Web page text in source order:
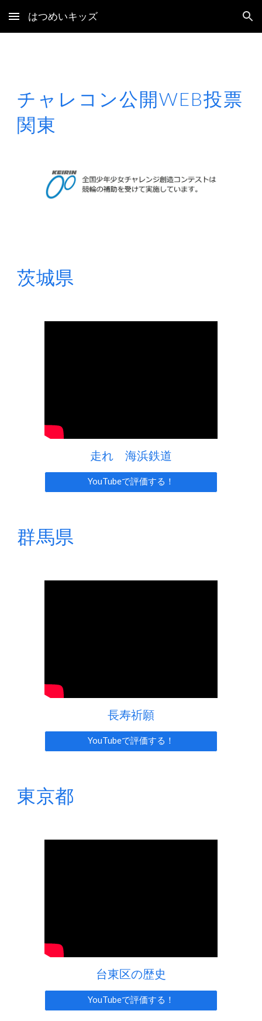
Skip to main content Skip to navigation
はつめいキッズ
チャレコン公開WEB投票
関東
茨城県
走れ 海浜鉄道
YouTubeで評価する！
群馬県
長寿祈願
YouTubeで評価する！
東京都
台東区の歴史
YouTubeで評価する！